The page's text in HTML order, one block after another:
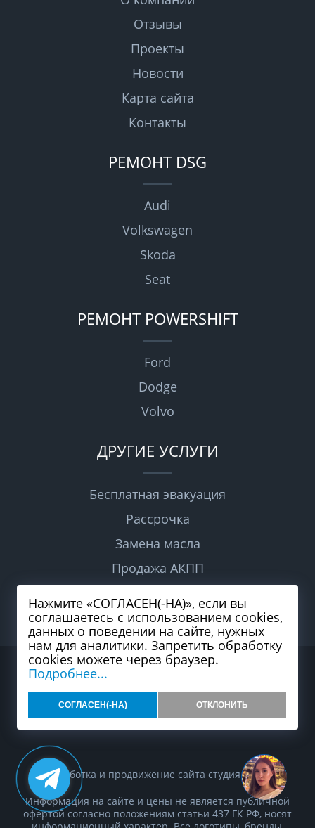
Отзывы
Проекты
Новости
Карта сайта
Контакты
РЕМОНТ DSG
Audi
Volkswagen
Skoda
Seat
РЕМОНТ POWERSHIFT
Ford
Dodge
Volvo
ДРУГИЕ УСЛУГИ
Бесплатная эвакуация
Рассрочка
Замена масла
Продажа АКПП
2026 © Все права защищены
Политика конфиденциальности
Согласие на обработку персональных данных
Карта сайта
Разработка и продвижение сайта студия99web
Информация на сайте и цены не является публичной
офертой согласно положениям статьи 437 ГК РФ, носят
Нажмите «СОГЛАСЕН(-НА)», если вы
соглашаетесь с использованием cookies,
данных о поведении на сайте, нужных
нам для аналитики. Запретить обработку
cookies можете через браузер.
Подробнее...
СОГЛАСЕН(-НА) ОТКЛОНИТЬ